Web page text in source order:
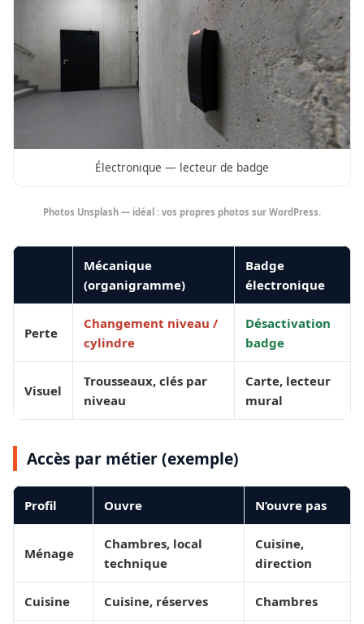
Électronique — lecteur de badge
Photos Unsplash — idéal : vos propres photos sur WordPress.
Mécanique
(organigramme)
Badge
électronique
Perte
Changement niveau /
cylindre
Désactivation
badge
Visuel
Trousseaux, clés par
niveau
Carte, lecteur
mural
Accès par métier (exemple)
Profil Ouvre N’ouvre pas
Ménage
Chambres, local
technique
Cuisine,
direction
Cuisine Cuisine, réserves Chambres